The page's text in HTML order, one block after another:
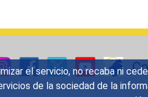
el servicio, no recaba ni
de la sociedad de la